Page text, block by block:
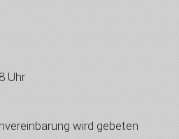
Uhr
wird gebeten